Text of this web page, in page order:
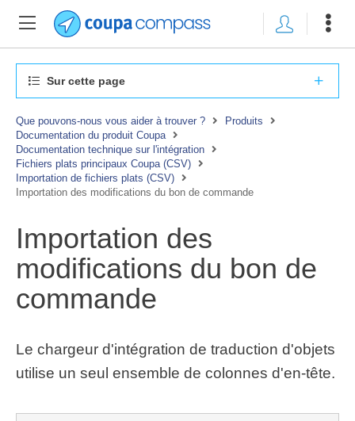
Sur cette page
Que pouvons-nous vous aider à trouver ?
Produits
Documentation du produit Coupa
Documentation technique sur l'intégration
Fichiers plats principaux Coupa (CSV)
Importation de fichiers plats (CSV)
Importation des modifications du bon de commande
Importation des
modifications du bon de
commande
Le chargeur d'intégration de traduction d'objets
utilise un seul ensemble de colonnes d'en-tête.